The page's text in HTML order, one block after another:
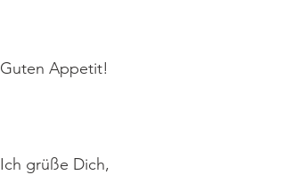
Guten Appetit!
Ich grüße Dich,